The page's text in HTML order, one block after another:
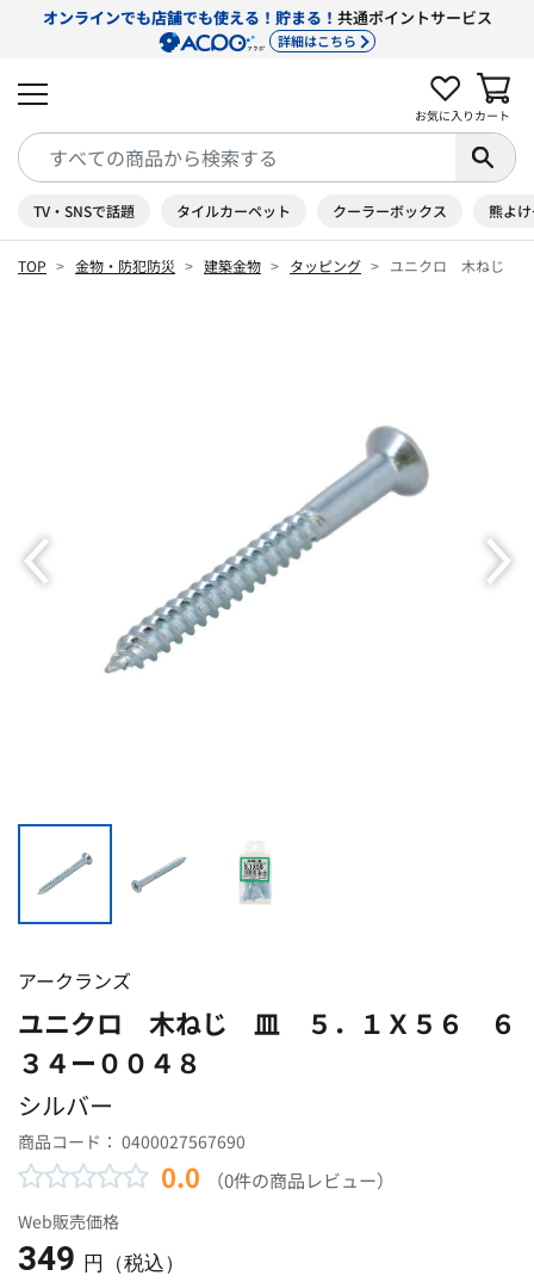
オンラインでも店舗でも使える！貯まる！ 共通ポイントサービス
詳細はこちら
お気に入り カート
TV・SNSで話題 タイルカーペット クーラーボックス 熊よ
TOP 金物・防犯防災 建築金物 タッピング ユニクロ 木ねじ
アークランズ
ユニクロ 木ねじ 皿 ５．１Ｘ５６ ６
３４ー００４８
シルバー
商品コード： 0400027567690
0.0 （0件の商品レビュー）
Web販売価格
349 円（税込）